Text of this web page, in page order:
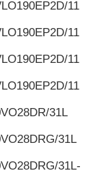
11
11
11
11
31L
31L
31L-K